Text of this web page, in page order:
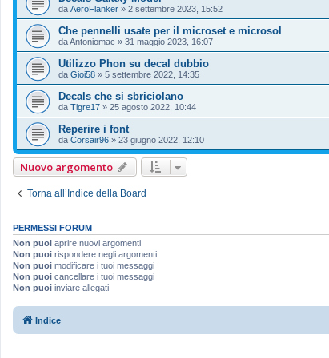
da AeroFlanker » 2 settembre 2023, 15:52
Che pennelli usate per il microset e microsol
daAntoniomac » 31 maggio 2023, 16:07
Utilizzo Phon su decal dubbio
da Gioi58 » 5 settembre 2022, 14:35
Decals che si sbriciolano
da Tigre17 » 25 agosto 2022, 10:44
Reperire i font
da Corsair96 » 23 giugno 2022, 12:10
Nuovo argomento
Torna all’Indice della Board
PERMESSI FORUM
Non puoi aprire nuovi argomenti
Non puoi rispondere negli argomenti
Non puoi modificare i tuoi messaggi
Non puoi cancellare i tuoi messaggi
Non puoi inviare allegati
Indice